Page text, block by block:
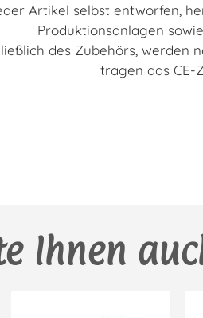
Artikel selbst entworfen,
Produktionsanlagen
des Zubehörs, werden
tragen das CE-
Ihnen